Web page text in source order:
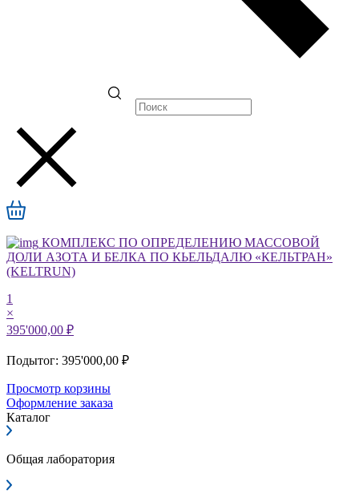
КОМПЛЕКС ПО ОПРЕДЕЛЕНИЮ МАССОВОЙ
ДОЛИ АЗОТА И БЕЛКА ПО КЬЕЛЬДАЛЮ «КЕЛЬТРАН»
(KELTRUN)
1
×
395'000,00 ₽
Подытог: 395'000,00 ₽
Просмотр корзины
Оформление заказа
Каталог
Общая лаборатория